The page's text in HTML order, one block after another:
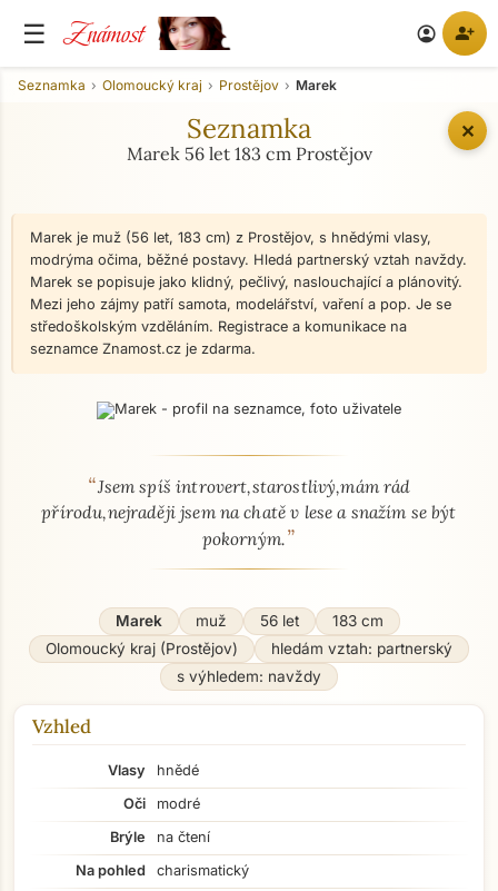
☰ Známost account_circle person_add
✕
Seznamka Olomoucký kraj Prostějov Marek
Seznamka
Marek 56 let 183 cm Prostějov
Marek je muž (56 let, 183 cm) z Prostějov, s hnědými vlasy,
modrýma očima, běžné postavy. Hledá partnerský vztah navždy.
Marek se popisuje jako klidný, pečlivý, naslouchající a plánovitý.
Mezi jeho zájmy patří samota, modelářství, vaření a pop. Je se
středoškolským vzděláním. Registrace a komunikace na
seznamce Znamost.cz je zdarma.
O mně - seznamka profil
“Jsem spíš introvert,starostlivý,mám rád
přírodu,nejraději jsem na chatě v lese a snažím se být
pokorným.”
Marek muž 56 let
183 cm
Olomoucký kraj (Prostějov)
hledám vztah: partnerský
s výhledem: navždy
Vzhled
Vlasy
hnědé
Oči
modré
Brýle
na čtení
Na pohled
charismatický